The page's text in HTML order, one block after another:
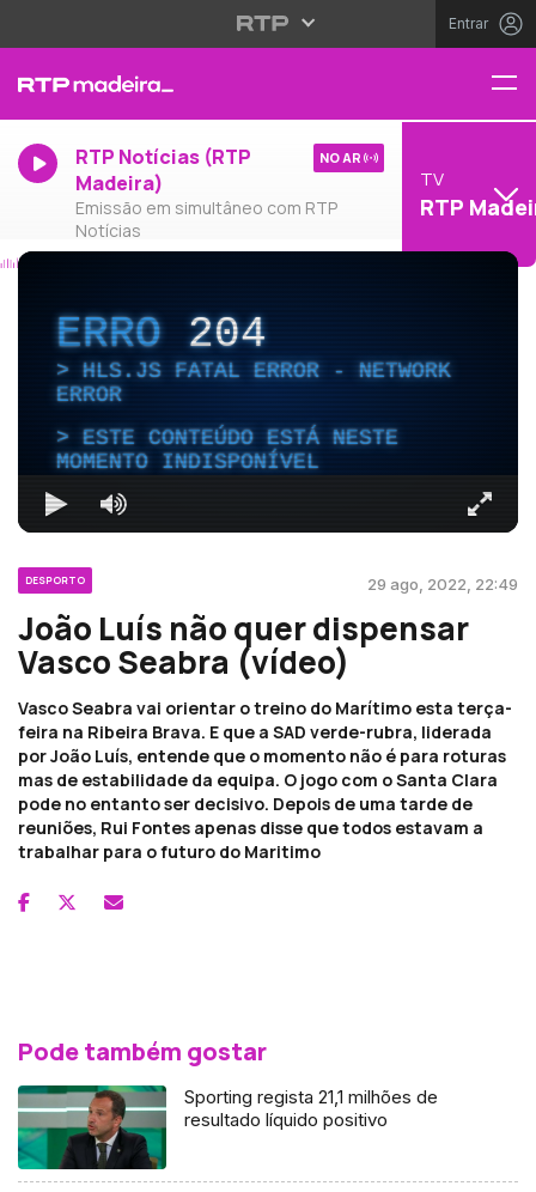
Entrar
RTP Notícias (RTP
Madeira)
Emissão em simultâneo com RTP
Notícias
NO AR
TV
RTP
ERRO204
HLS.JS FATAL ERROR - NETWORK
ERROR
ESTE CONTEÚDO ESTÁ NESTE
MOMENTO INDISPONÍVEL
DESPORTO 29 ago, 2022, 22:49
João Luís não quer dispensar
Vasco Seabra (vídeo)
Vasco Seabra vai orientar o treino do Marítimo esta terça-
feira na Ribeira Brava. E que a SAD verde-rubra, liderada
por João Luís, entende que o momento não é para roturas
mas de estabilidade da equipa. O jogo com o Santa Clara
pode no entanto ser decisivo. Depois de uma tarde de
reuniões, Rui Fontes apenas disse que todos estavam a
trabalhar para o futuro do Maritimo
Pode também gostar
Sporting regista 21,1 milhões de
resultado líquido positivo